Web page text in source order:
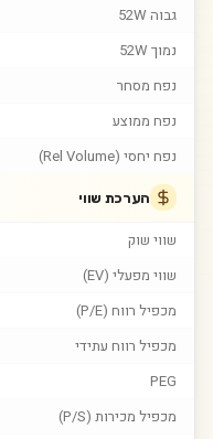
גבוה 52W
נמוך 52W
נפח מסחר
נפח ממוצע
נפח יחסי (Rel Volume)
הערכת שווי
שווי שוק
שווי מפעלי (EV)
מכפיל רווח (P/E)
מכפיל רווח עתידי
PEG
מכפיל מכירות (P/S)